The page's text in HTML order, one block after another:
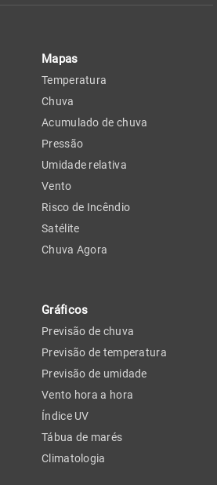
Mapas
Temperatura
Chuva
Acumulado de chuva
Pressão
Umidade relativa
Vento
Risco de Incêndio
Satélite
Chuva Agora
Gráficos
Previsão de chuva
Previsão de temperatura
Previsão de umidade
Vento hora a hora
Índice UV
Tábua de marés
Climatologia